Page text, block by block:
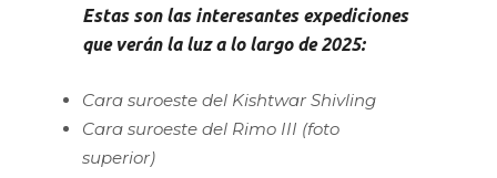
Estas son las interesantes expediciones
que verán la luz a lo largo de 2025:
Cara suroeste del Kishtwar Shivling
Cara suroeste del Rimo III (foto
superior)